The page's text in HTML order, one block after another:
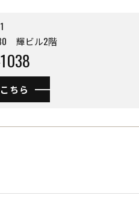
輝ビル2階
ちら